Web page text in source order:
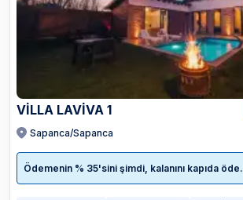
VILLA LAVIVA 1
Sapanca/Sapanca
Ödemenin % 35'sini şimdi, kalanını kapıda öde.